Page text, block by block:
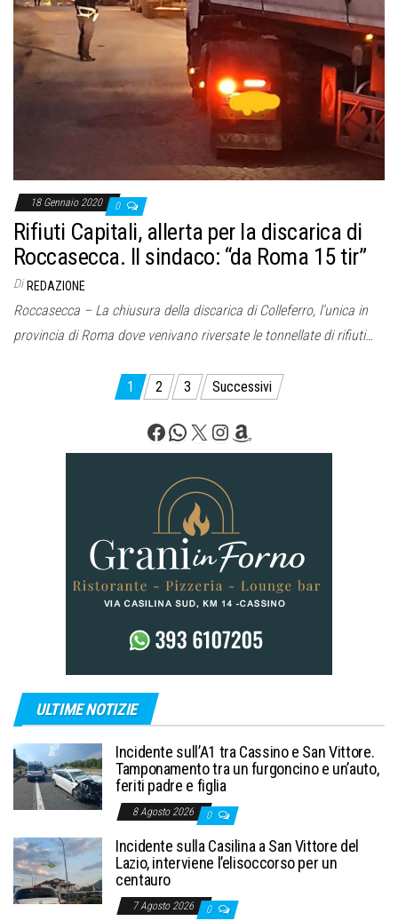
18 Gennaio 2020 0
Rifiuti Capitali, allerta per la discarica di
Roccasecca. Il sindaco: “da Roma 15 tir”
Di REDAZIONE
Roccasecca – La chiusura della discarica di Colleferro, l’unica in
provincia di Roma dove venivano riversate le tonnellate di rifiuti…
Paginazione
articoli
1 2 3 Successivi
Facebook
WhatsApp
X Instagram
Amazon
ULTIME NOTIZIE
Incidente sull’A1 tra Cassino e San Vittore.
Tamponamento tra un furgoncino e un’auto,
feriti padre e figlia
8 Agosto 2026 0
Incidente sulla Casilina a San Vittore del
Lazio, interviene l’elisoccorso per un
centauro
7 Agosto 2026 0